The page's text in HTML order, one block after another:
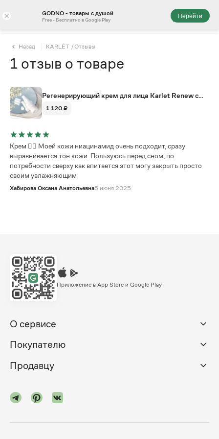
× GODNO - товары с душой
Free - Бесплатно в Google Play
Перейти
Назад KARLÉT /Отзывы
1 отзыв о товаре
Регенерирующий крем для лица Karlet Renew с
ниацинамидом, пробиотиком альфа-глюкан и
микроиглами
1 120 ₽
Крем ❤️‍🔥 Моей кожи ниацинамид очень подходит, сразу
выравнивается тон кожи. Пользуюсь перед сном, по
потребности сверху как впитается этот могу закрыть просто
своим увлажняющим
Хабирова Оксана Анатольевна5 июня 2025
Приложение в App Store и Google Play
О сервисе
Покупателю
Продавцу